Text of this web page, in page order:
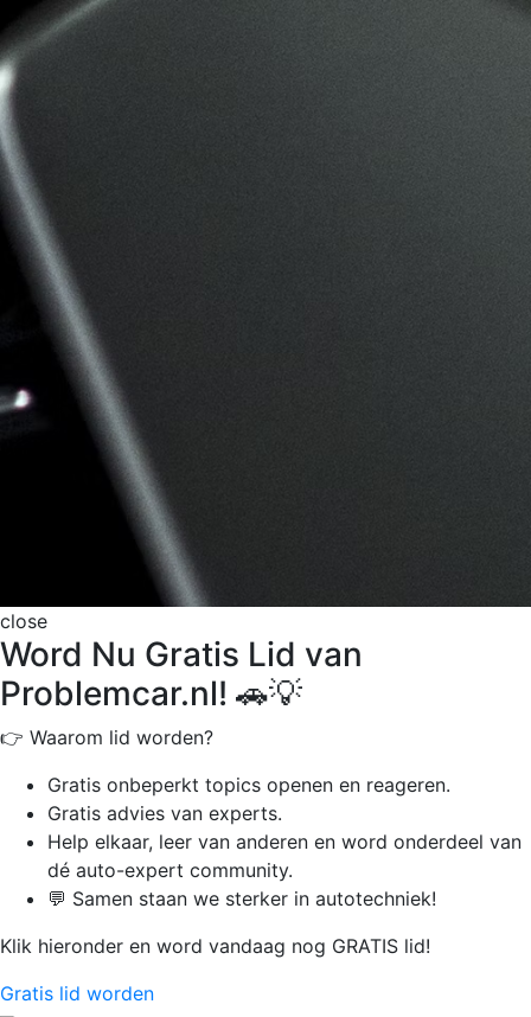
close
Word Nu Gratis Lid van
Problemcar.nl! 🚗💡
👉 Waarom lid worden?
Gratis onbeperkt topics openen en reageren.
Gratis advies van experts.
Help elkaar, leer van anderen en word onderdeel van
dé auto-expert community.
💬 Samen staan we sterker in autotechniek!
Klik hieronder en word vandaag nog GRATIS lid!
Gratis lid worden